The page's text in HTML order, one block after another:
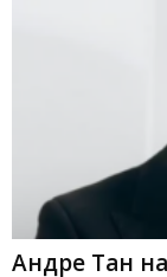
Андре Тан